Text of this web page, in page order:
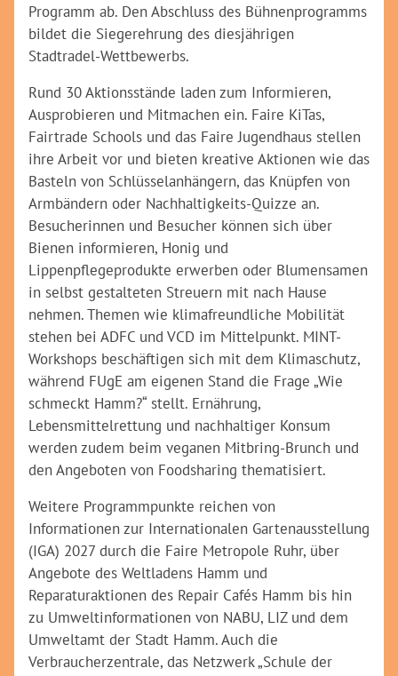
Programm ab. Den Abschluss des Bühnenprogramms
bildet die Siegerehrung des diesjährigen
Stadtradel-Wettbewerbs.
Rund 30 Aktionsstände laden zum Informieren,
Ausprobieren und Mitmachen ein. Faire KiTas,
Fairtrade Schools und das Faire Jugendhaus stellen
ihre Arbeit vor und bieten kreative Aktionen wie das
Basteln von Schlüsselanhängern, das Knüpfen von
Armbändern oder Nachhaltigkeits-Quizze an.
Besucherinnen und Besucher können sich über
Bienen informieren, Honig und
Lippenpflegeprodukte erwerben oder Blumensamen
in selbst gestalteten Streuern mit nach Hause
nehmen. Themen wie klimafreundliche Mobilität
stehen bei ADFC und VCD im Mittelpunkt. MINT-
Workshops beschäftigen sich mit dem Klimaschutz,
während FUgE am eigenen Stand die Frage „Wie
schmeckt Hamm?“ stellt. Ernährung,
Lebensmittelrettung und nachhaltiger Konsum
werden zudem beim veganen Mitbring-Brunch und
den Angeboten von Foodsharing thematisiert.
Weitere Programmpunkte reichen von
Informationen zur Internationalen Gartenausstellung
(IGA) 2027 durch die Faire Metropole Ruhr, über
Angebote des Weltladens Hamm und
Reparaturaktionen des Repair Cafés Hamm bis hin
zu Umweltinformationen von NABU, LIZ und dem
Umweltamt der Stadt Hamm. Auch die
Verbraucherzentrale, das Netzwerk „Schule der